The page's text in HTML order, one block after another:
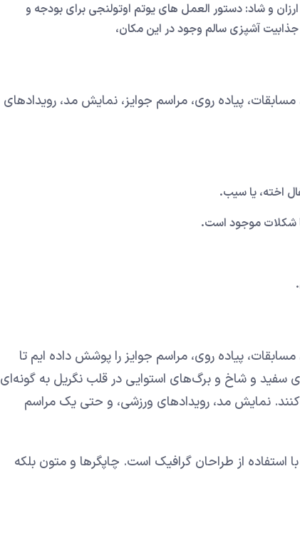
ارزان و شاد: دستور العمل های یوتم اوتولنجی برای بودجه و
جذابیت آشپزی سالم وجود در این مکان،
پیاده روی، مراسم جوایز، نمایش مد، رویدادهای
اخته، یا سیب.
شکلات موجود است.
پیاده روی، مراسم جوایز را پوشش داده ایم تا
و شاخ و برگ‌های استوایی در قلب نگریل به گونه‌ای
کنند. نمایش مد، رویدادهای ورزشی، و حتی یک مراسم
از طراحان گرافیک است. چاپگرها و متون بلکه